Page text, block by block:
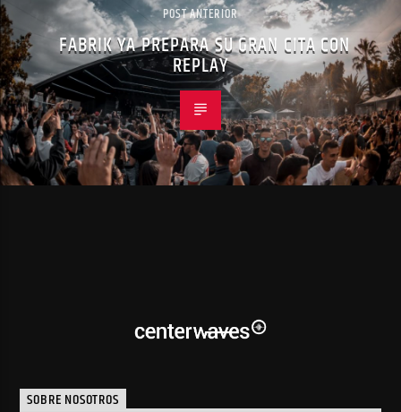
POST ANTERIOR
FABRIK YA PREPARA SU GRAN CITA CON
REPLAY
SOBRE NOSOTROS